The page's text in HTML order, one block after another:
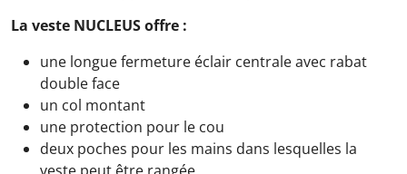
La veste NUCLEUS offre :
une longue fermeture éclair centrale avec rabat
double face
un col montant
une protection pour le cou
deux poches pour les mains dans lesquelles la